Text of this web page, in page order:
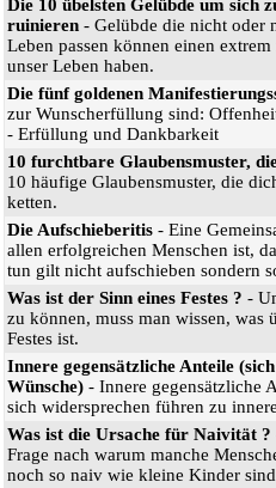
Die 10 übelsten Gelübde um sich
ruinieren - Gelübde die nicht oder
Leben passen können einen
unser Leben haben.
Die fünf goldenen
zur Wunscherfüllung sind:
- Erfüllung und Dankbarkeit
10 furchtbare Glaubensmuster,
10 häufige Glaubensmuster, die
ketten.
Die Aufschieberitis - Eine
allen erfolgreichen Menschen ist,
tun gilt nicht aufschieben sondern
Was ist der Sinn eines Festes ? -
zu können, muss man wissen, was
Festes ist.
Innere gegensätzliche Anteile
Wünsche) - Innere gegensätzliche
sich widersprechen führen zu
Was ist die Ursache für Naivität ?
Frage nach warum manche
noch so naiv wie kleine Kinder